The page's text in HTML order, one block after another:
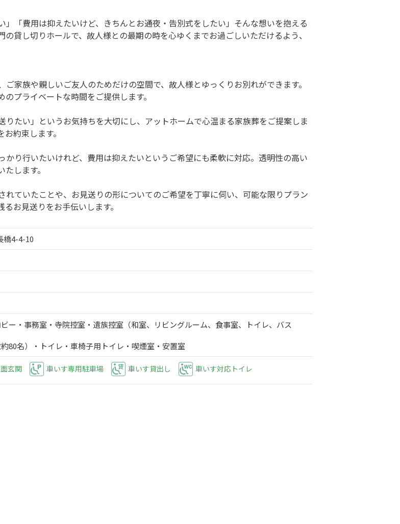
」「費用は抑えたいけど、きちんとお通夜・告別式をしたい」そんな想いを抱える
貸し切りホールで、故人様との最期の時を心ゆくまでお過ごしいただけるよう、
家族や親しいご友人のためだけの空間で、故人様とゆっくりお別れができます。
プライベートな時間をご提供します。
たい」というお気持ちを大切にし、アットホームで心温まる家族葬をご提案しま
約束します。
り行いたいけれど、費用は抑えたいというご希望にも柔軟に対応。透明性の高い
します。
ていたことや、お見送りの形についてのご希望を丁寧に伺い、可能な限りプラン
お見送りをお手伝いします。
橋4-4-10
ー・事務室・寺院控室・遺族控室（和室、リビングルーム、食事室、トイレ、バス
80名）・トイレ・車椅子用トイレ・喫煙室・安置室
玄関 車いす専用駐車場 車いす貸出し 車いす対応トイレ